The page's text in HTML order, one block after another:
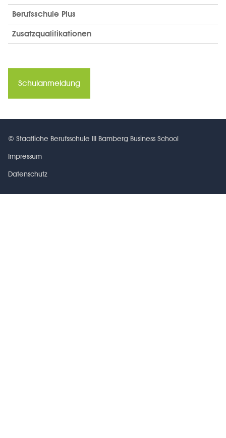
Berufsschule Plus
Zusatzqualifikationen
Schulanmeldung
© Staatliche Berufsschule III Bamberg Business School
Impressum
Datenschutz